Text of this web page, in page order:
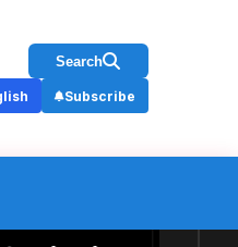
Search
Subscribe